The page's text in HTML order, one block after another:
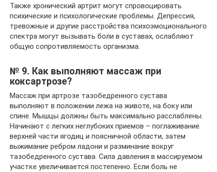
Также хронический артрит могут спровоцировать
психические и психологические проблемы. Депрессия,
тревожные и другие расстройства психоэмоционального
спектра могут вызывать боли в суставах, ослабляют
общую сопротивляемость организма.
№ 9. Как выполняют массаж при
коксартрозе?
Массаж при артрозе тазобедренного сустава
выполняют в положении лежа на животе, на боку или
спине. Мышцы должны быть максимально расслаблены.
Начинают с легких неглубоких приемов – поглаживание
верхней части ягодиц и поясничной области, затем
выжимание ребром ладони и разминание вокруг
тазобедренного сустава. Сила давления в массируемом
участке увеличивается постепенно. Если боль не